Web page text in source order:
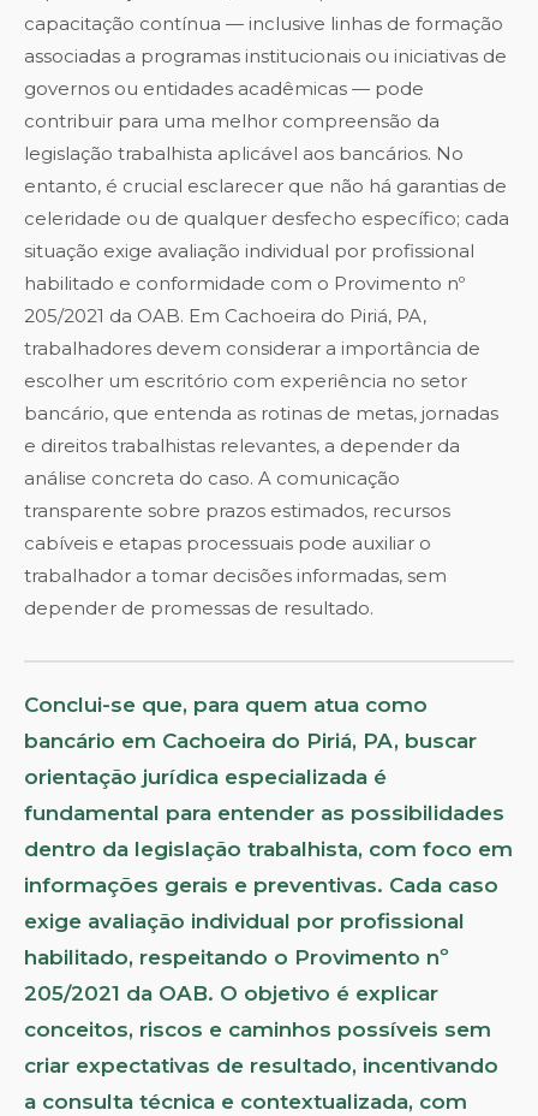
capacitação contínua — inclusive linhas de formação
associadas a programas institucionais ou iniciativas de
governos ou entidades acadêmicas — pode
contribuir para uma melhor compreensão da
legislação trabalhista aplicável aos bancários. No
entanto, é crucial esclarecer que não há garantias de
celeridade ou de qualquer desfecho específico; cada
situação exige avaliação individual por profissional
habilitado e conformidade com o Provimento nº
205/2021 da OAB. Em Cachoeira do Piriá, PA,
trabalhadores devem considerar a importância de
escolher um escritório com experiência no setor
bancário, que entenda as rotinas de metas, jornadas
e direitos trabalhistas relevantes, a depender da
análise concreta do caso. A comunicação
transparente sobre prazos estimados, recursos
cabíveis e etapas processuais pode auxiliar o
trabalhador a tomar decisões informadas, sem
depender de promessas de resultado.
Conclui-se que, para quem atua como
bancário em Cachoeira do Piriá, PA, buscar
orientação jurídica especializada é
fundamental para entender as possibilidades
dentro da legislação trabalhista, com foco em
informações gerais e preventivas. Cada caso
exige avaliação individual por profissional
habilitado, respeitando o Provimento nº
205/2021 da OAB. O objetivo é explicar
conceitos, riscos e caminhos possíveis sem
criar expectativas de resultado, incentivando
a consulta técnica e contextualizada, com